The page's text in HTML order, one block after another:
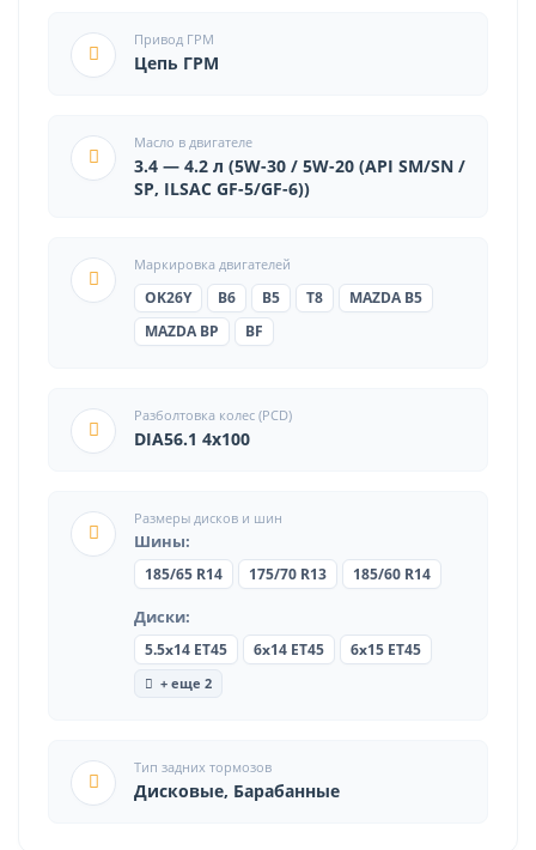
Привод ГРМ
Цепь ГРМ
Масло в двигателе
3.4 — 4.2 л (5W-30 / 5W-20 (API SM/SN /
SP, ILSAC GF-5/GF-6))
Маркировка двигателей
OK26Y
B6 B5 T8
MAZDA B5
MAZDA BP
BF
Разболтовка колес (PCD)
DIA56.1 4x100
Размеры дисков и шин
Шины:
185/65 R14 175/70 R13 185/60 R14
Диски:
5.5x14 ET45 6x14 ET45
6x15 ET45
+ еще 2
Тип задних тормозов
Дисковые, Барабанные